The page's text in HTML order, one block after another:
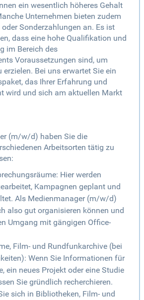
ein wesentlich höheres Gehalt
Unternehmen bieten zudem
Sonderzahlungen an. Es ist
dass eine hohe Qualifikation und
im Bereich des
Voraussetzungen sind, um
erzielen. Bei uns erwartet Sie ein
das Ihrer Erfahrung und
wird und sich am aktuellen Markt
(m/w/d) haben Sie die
Arbeitsorten tätig zu
Hier werden
Kampagnen geplant und
Als Medienmanager (m/w/d)
also gut organisieren können und
Umgang mit gängigen Office-
Film- und Rundfunkarchive (bei
Wenn Sie Informationen für
ein neues Projekt oder eine Studie
Sie gründlich recherchieren.
sich in Bibliotheken, Film- und